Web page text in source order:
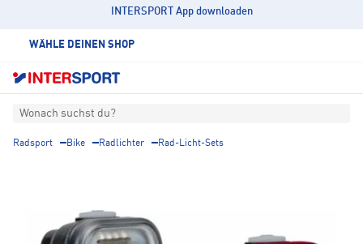
INTERSPORT App downloaden
WÄHLE DEINEN SHOP
Wonach suchst du?
Radsport Bike Radlichter Rad-Licht-Sets